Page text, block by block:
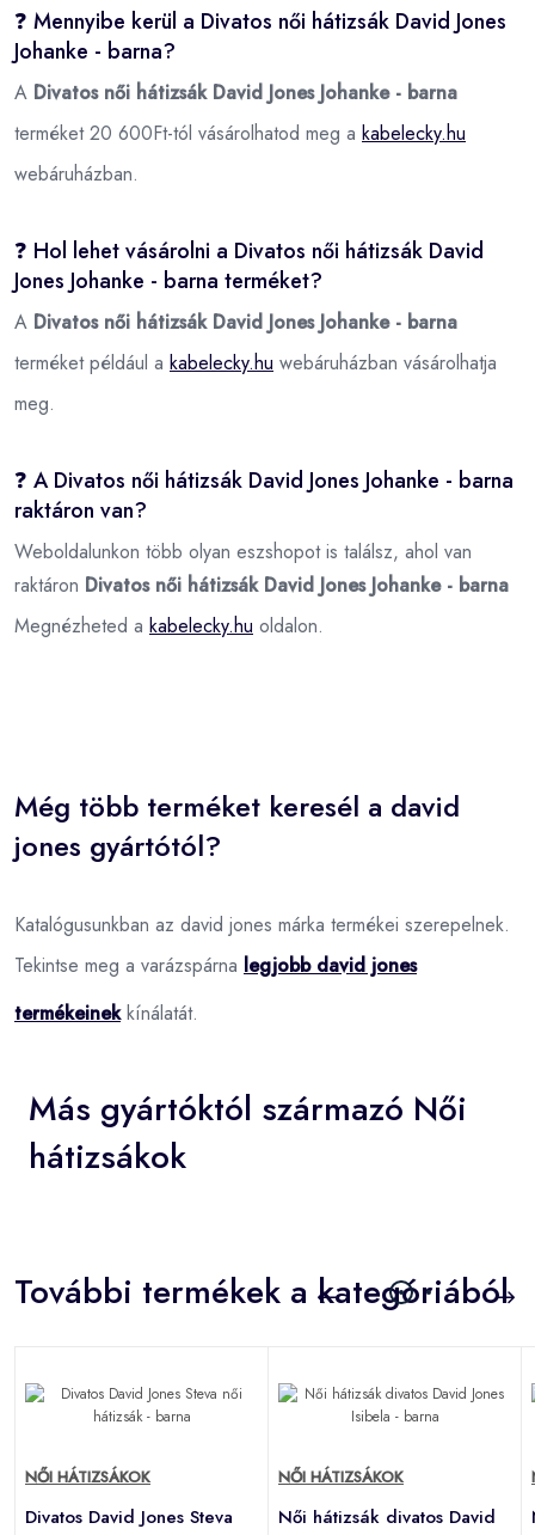
❓ Mennyibe kerül a Divatos női hátizsák David Jones
Johanke - barna?
A Divatos női hátizsák David Jones Johanke - barna
terméket 20 600Ft-tól vásárolhatod meg a kabelecky.hu
webáruházban.
❓ Hol lehet vásárolni a Divatos női hátizsák David
Jones Johanke - barna terméket?
A Divatos női hátizsák David Jones Johanke - barna
terméket például a kabelecky.hu webáruházban vásárolhatja
meg.
❓ A Divatos női hátizsák David Jones Johanke - barna
raktáron van?
Weboldalunkon több olyan eszshopot is találsz, ahol van
raktáron Divatos női hátizsák David Jones Johanke - barna
Megnézheted a kabelecky.hu oldalon.
Még több terméket keresél a david
jones gyártótól?
Katalógusunkban az david jones márka termékei szerepelnek.
Tekintse meg a varázspárna legjobb david jones
termékeinekkínálatát.
Más gyártóktól származó Női
hátizsákok
További termékek a kategóriából
NŐI HÁTIZSÁKOK
Divatos David Jones Steva
NŐI HÁTIZSÁKOK
Női hátizsák divatos David